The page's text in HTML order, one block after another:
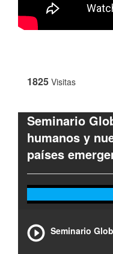
1825 Visitas
Seminario
humanos y
países
Seminario